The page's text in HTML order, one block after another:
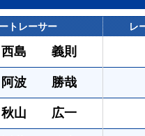
トレーサー レ
西島 義則
阿波 勝哉
秋山 広一